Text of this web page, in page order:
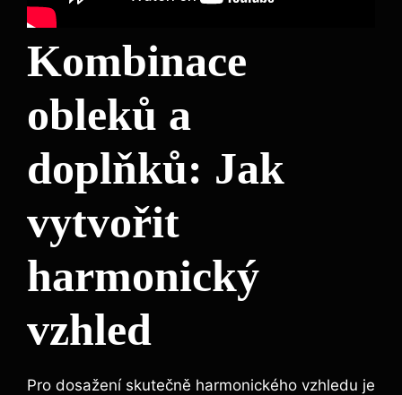
Kombinace
obleků a
doplňků: Jak
vytvořit
harmonický
vzhled
Pro dosažení skutečně harmonického vzhledu je